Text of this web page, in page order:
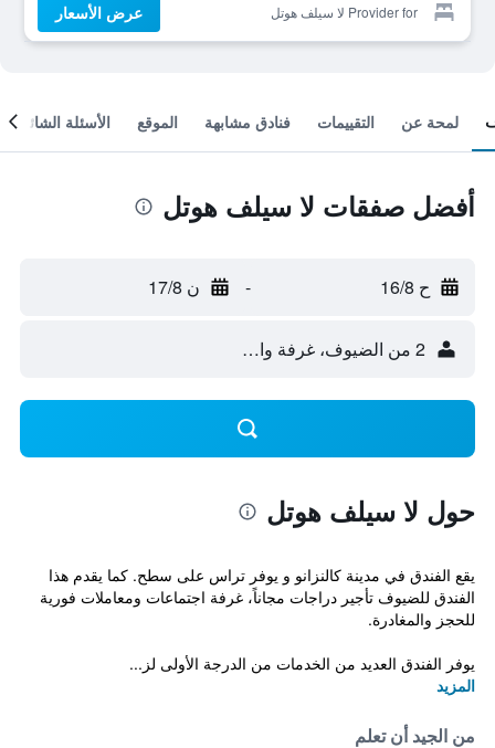
Provider for لا سيلف هوتل عرض الأسعار
لمحة عن التقييمات فنادق مشابهة الموقع الأسئلة الشائعة
أفضل صفقات لا سيلف هوتل
ح 16/8 - ن 17/8
2 من الضيوف، غرفة واحدة
حول لا سيلف هوتل
يقع الفندق في مدينة كالنزانو و يوفر تراس على سطح. كما يقدم هذا
الفندق للضيوف تأجير دراجات مجاناً، غرفة اجتماعات ومعاملات فورية
للحجز والمغادرة.
يوفر الفندق العديد من الخدمات من الدرجة الأولى لز...
المزيد
من الجيد أن تعلم